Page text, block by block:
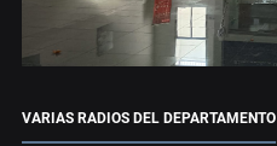
VARIAS RADIOS DEL DEPARTAMENTO